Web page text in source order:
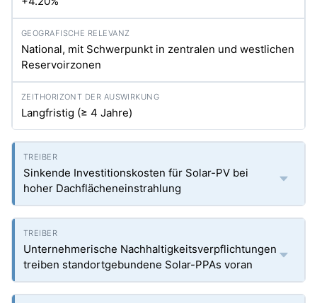
National, mit Schwerpunkt in zentralen und westlichen
Reservoirzonen
Langfristig (≥ 4 Jahre)
Sinkende Investitionskosten für Solar-PV bei
hoher Dachflächeneinstrahlung
Unternehmerische Nachhaltigkeitsverpflichtungen
treiben standortgebundene Solar-PPAs voran